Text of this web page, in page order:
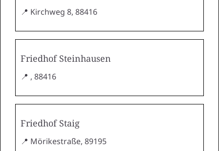
📍 Kirchweg 8, 88416
Friedhof Steinhausen
📍 , 88416
Friedhof Staig
📍 Mörikestraße, 89195